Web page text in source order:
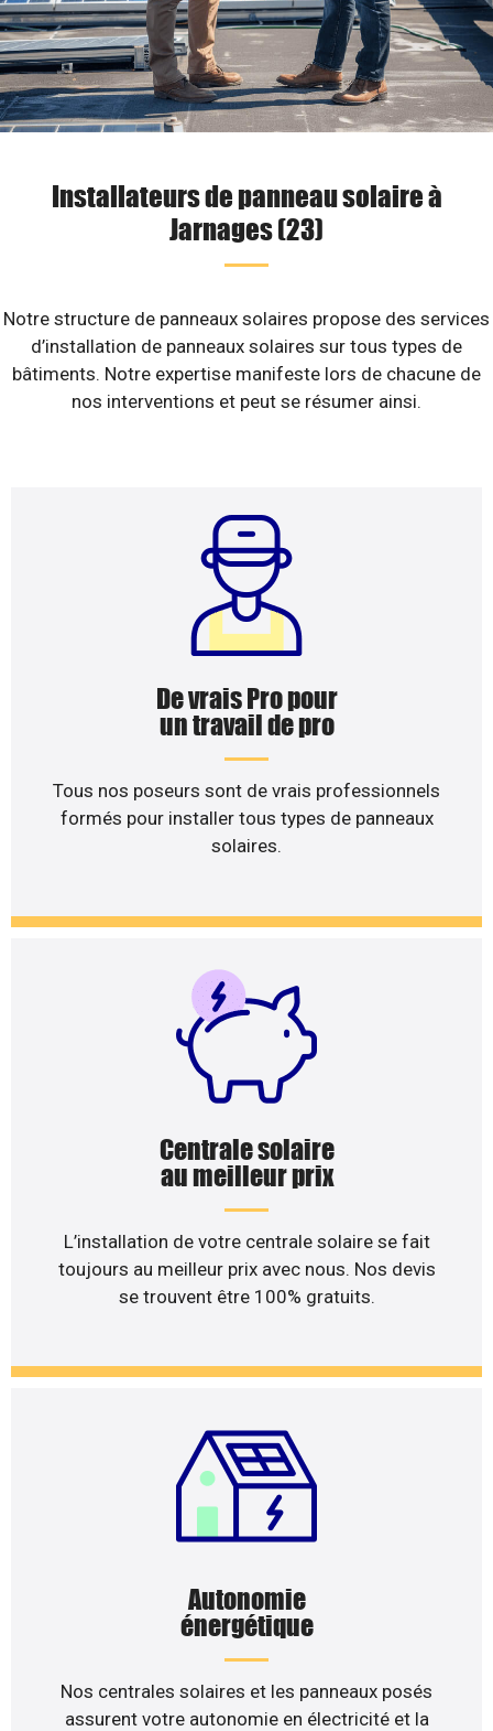
Installateurs de panneau solaire à
Jarnages (23)
Notre structure de panneaux solaires propose des services
d’installation de panneaux solaires sur tous types de
bâtiments. Notre expertise manifeste lors de chacune de
nos interventions et peut se résumer ainsi.
De vrais Pro pour
un travail de pro
Tous nos poseurs sont de vrais professionnels
formés pour installer tous types de panneaux
solaires.
Centrale solaire
au meilleur prix
L’installation de votre centrale solaire se fait
toujours au meilleur prix avec nous. Nos devis
se trouvent être 100% gratuits.
Autonomie
énergétique
Nos centrales solaires et les panneaux posés
assurent votre autonomie en électricité et la